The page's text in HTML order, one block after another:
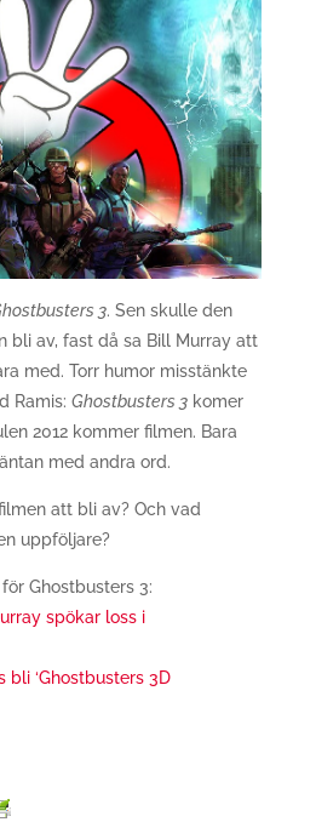
3. Sen skulle den
bli av, fast då sa Bill Murray att
med. Torr humor misstänkte
Ramis: Ghostbusters 3komer
2012 kommer filmen. Bara
med andra ord.
att bli av? Och vad
uppföljare?
Ghostbusters 3:
spökar loss i
bli ‘Ghostbusters 3D